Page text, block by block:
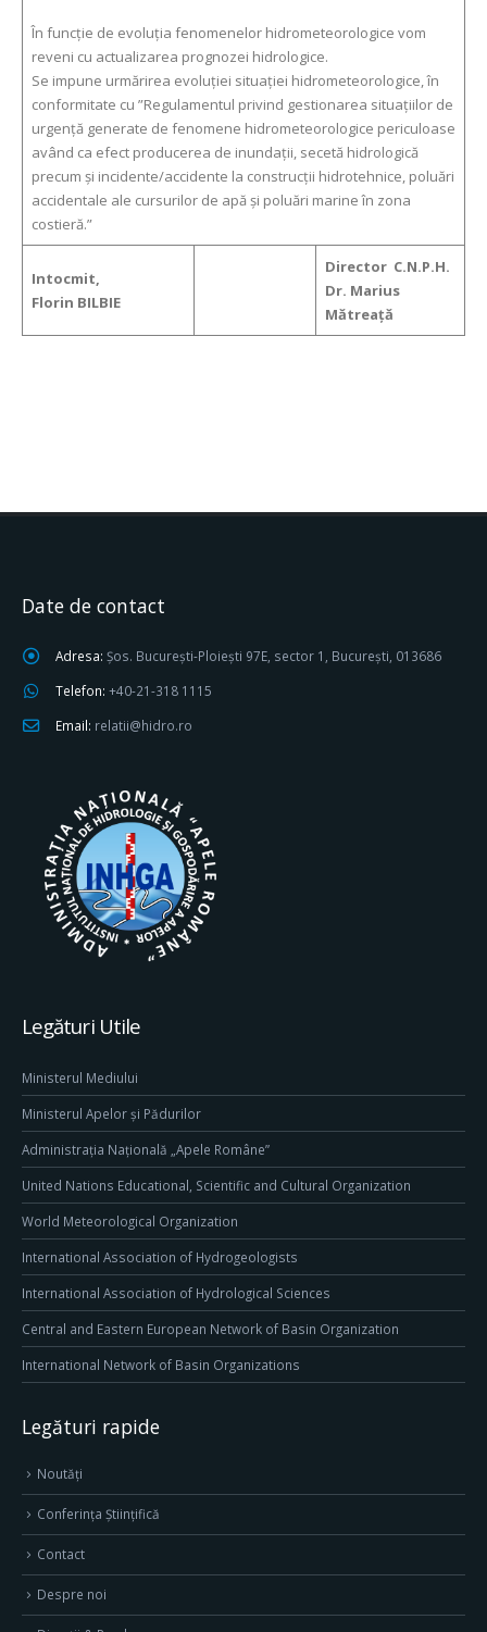
În funcţie de evoluţia fenomenelor hidrometeorologice vom
reveni cu actualizarea prognozei hidrologice.
Se impune urmărirea evoluţiei situaţiei hidrometeorologice, în
conformitate cu ”Regulamentul privind gestionarea situaţiilor de
urgenţă generate de fenomene hidrometeorologice periculoase
având ca efect producerea de inundaţii, secetă hidrologică
precum şi incidente/accidente la construcţii hidrotehnice, poluări
accidentale ale cursurilor de apă şi poluări marine în zona
costieră.”
Intocmit,
Florin BILBIE
Director C.N.P.H.
Dr. Marius
Mătreaţă
Date de contact
Adresa: Șos. București-Ploiești 97E, sector 1, București, 013686
Telefon: +40-21-318 1115
Email: relatii@hidro.ro
Legături Utile
Ministerul Mediului
Ministerul Apelor și Pădurilor
Administrația Națională „Apele Române”
United Nations Educational, Scientific and Cultural Organization
World Meteorological Organization
International Association of Hydrogeologists
International Association of Hydrological Sciences
Central and Eastern European Network of Basin Organization
International Network of Basin Organizations
Legături rapide
Noutăți
Conferința Științifică
Contact
Despre noi